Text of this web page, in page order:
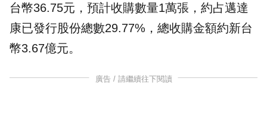
台幣36.75元，預計收購數量1萬張，約占邁達
康已發行股份總數29.77%，總收購金額約新台
幣3.67億元。
廣告 / 請繼續往下閱讀